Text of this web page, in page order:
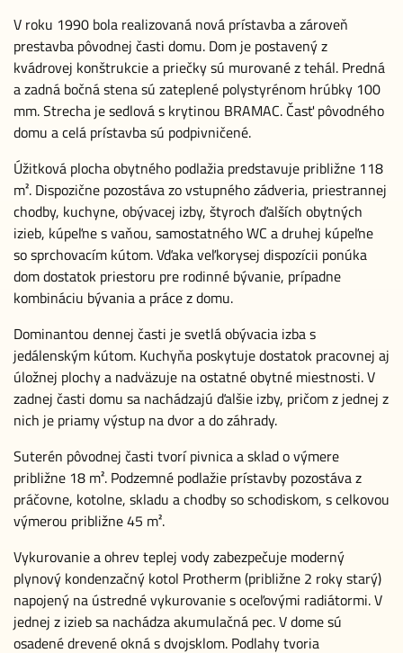
V roku 1990 bola realizovaná nová prístavba a zároveň
prestavba pôvodnej časti domu. Dom je postavený z
kvádrovej konštrukcie a priečky sú murované z tehál. Predná
a zadná bočná stena sú zateplené polystyrénom hrúbky 100
mm. Strecha je sedlová s krytinou BRAMAC. Časť pôvodného
domu a celá prístavba sú podpivničené.
Úžitková plocha obytného podlažia predstavuje približne 118
m². Dispozične pozostáva zo vstupného zádveria, priestrannej
chodby, kuchyne, obývacej izby, štyroch ďalších obytných
izieb, kúpeľne s vaňou, samostatného WC a druhej kúpeľne
so sprchovacím kútom. Vďaka veľkorysej dispozícii ponúka
dom dostatok priestoru pre rodinné bývanie, prípadne
kombináciu bývania a práce z domu.
Dominantou dennej časti je svetlá obývacia izba s
jedálenským kútom. Kuchyňa poskytuje dostatok pracovnej aj
úložnej plochy a nadväzuje na ostatné obytné miestnosti. V
zadnej časti domu sa nachádzajú ďalšie izby, pričom z jednej z
nich je priamy výstup na dvor a do záhrady.
Suterén pôvodnej časti tvorí pivnica a sklad o výmere
približne 18 m². Podzemné podlažie prístavby pozostáva z
práčovne, kotolne, skladu a chodby so schodiskom, s celkovou
výmerou približne 45 m².
Vykurovanie a ohrev teplej vody zabezpečuje moderný
plynový kondenzačný kotol Protherm (približne 2 roky starý)
napojený na ústredné vykurovanie s oceľovými radiátormi. V
jednej z izieb sa nachádza akumulačná pec. V dome sú
osadené drevené okná s dvojsklom. Podlahy tvoria